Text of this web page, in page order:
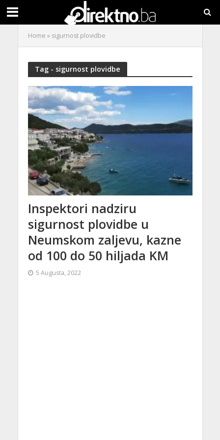
Home » sigurnost plovidbe
Tag - sigurnost plovidbe
Inspektori nadziru
sigurnost plovidbe u
Neumskom zaljevu, kazne
od 100 do 50 hiljada KM
5 Augusta, 2022